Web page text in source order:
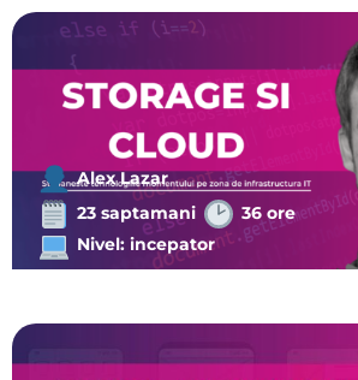
Alex Lazar
23 saptamani
36 ore
Nivel: incepator